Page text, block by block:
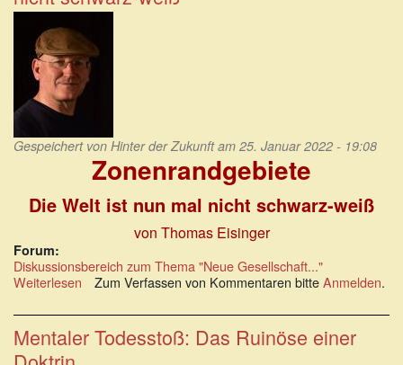
Feindsender?
Gespeichert von Hinter der Zukunftam 25. Januar 2022 - 19:08
Zonenrandgebiete
Die Welt ist nun mal nicht schwarz-weiß
von Thomas Eisinger
Forum:
Diskussionsbereich zum Thema "Neue Gesellschaft..."
Weiterlesen über
Die
Welt
ist
Zum Verfassen von Kommentaren bitteAnmelden.
Mentaler Todesstoß: Das Ruinöse einer